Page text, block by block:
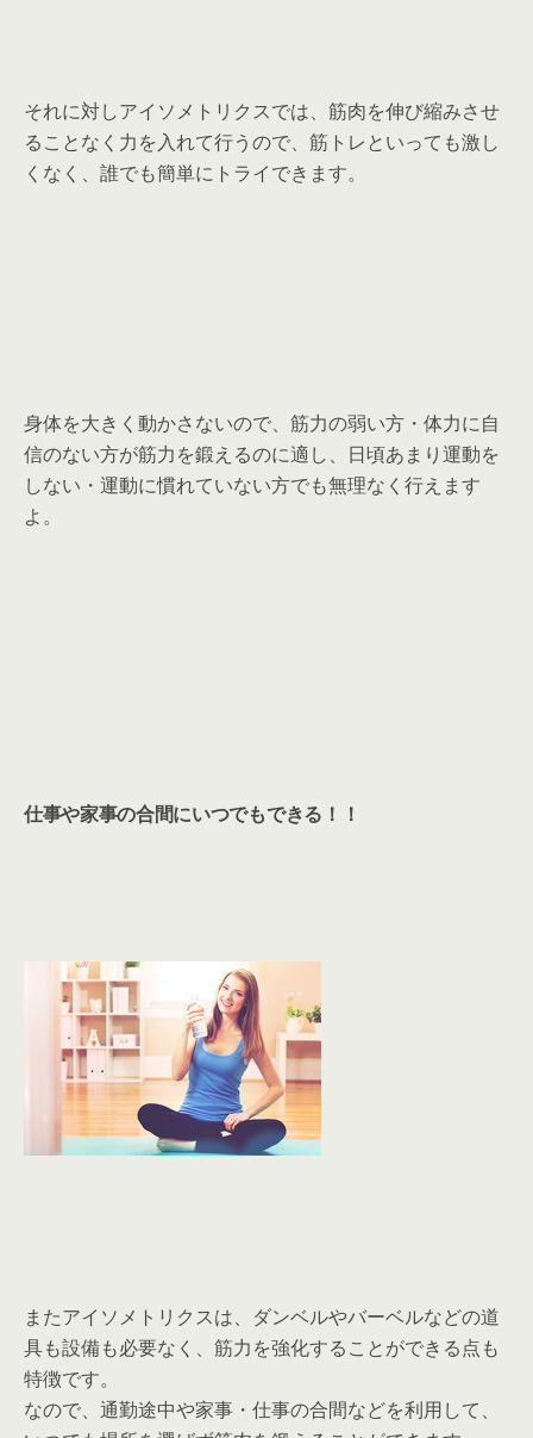
それに対しアイソメトリクスでは、筋肉を伸び縮みさせ
ることなく力を入れて行うので、筋トレといっても激し
くなく、誰でも簡単にトライできます。
身体を大きく動かさないので、筋力の弱い方・体力に自
信のない方が筋力を鍛えるのに適し、日頃あまり運動を
しない・運動に慣れていない方でも無理なく行えます
よ。
仕事や家事の合間にいつでもできる！！
またアイソメトリクスは、ダンベルやバーベルなどの道
具も設備も必要なく、筋力を強化することができる点も
特徴です。
なので、通勤途中や家事・仕事の合間などを利用して、